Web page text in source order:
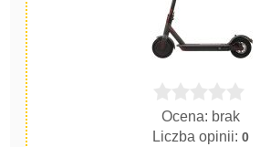
Ocena: brak
Liczba opinii:0